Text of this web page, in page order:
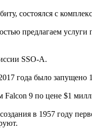
состоялся с
предлагаем
SSO-A.
года было запущено
9 по цене $1
в 1957 году